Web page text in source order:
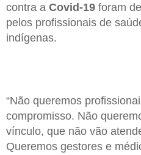
contra a Covid-19 foram
pelos profissionais de
indígenas.
“Não queremos
compromisso. Não
vínculo, que não vão
Queremos gestores e